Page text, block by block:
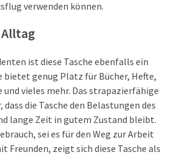
verwenden können.
Alltag
ist diese Tasche ebenfalls ein
bietet genug Platz für Bücher, Hefte,
vieles mehr. Das strapazierfähige
die Tasche den Belastungen des
lange Zeit in gutem Zustand bleibt.
sei es für den Weg zur Arbeit
Freunden, zeigt sich diese Tasche als